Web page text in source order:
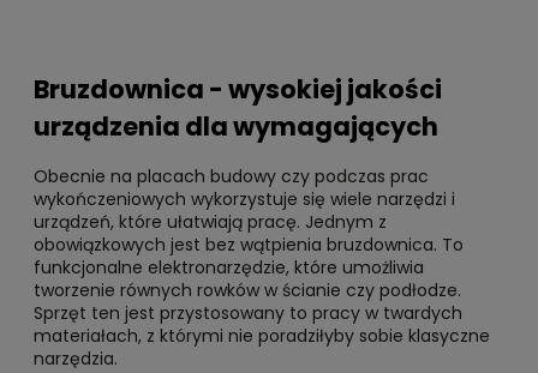
Bruzdownica - wysokiej jakości
urządzenia dla wymagających
Obecnie na placach budowy czy podczas prac
wykończeniowych wykorzystuje się wiele narzędzi i
urządzeń, które ułatwiają pracę. Jednym z
obowiązkowych jest bez wątpienia bruzdownica. To
funkcjonalne elektronarzędzie, które umożliwia
tworzenie równych rowków w ścianie czy podłodze.
Sprzęt ten jest przystosowany to pracy w twardych
materiałach, z którymi nie poradziłyby sobie klasyczne
narzędzia.